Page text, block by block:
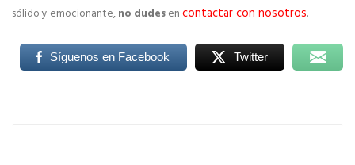
sólido y emocionante,no dudesencontactar con nosotros.
Síguenos en Facebook Twitter